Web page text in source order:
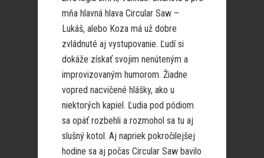
mňa hlavná hlava Circular Saw –
Lukáš, alebo Koza má už dobre
zvládnuté aj vystupovanie. Ľudí si
dokáže získať svojim nenúteným a
improvizovaným humorom. Žiadne
vopred nacvičené hlášky, ako u
niektorých kapiel. Ľudia pod pódiom
sa opäť rozbehli a rozmohol sa tu aj
slušný kotol. Aj napriek pokročilejšej
hodine sa aj počas Circular Saw bavilo